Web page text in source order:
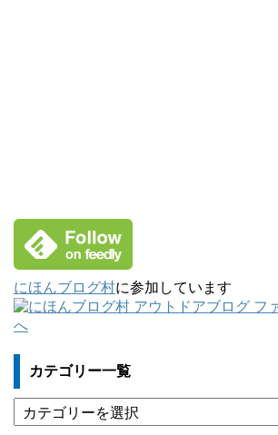
にほんブログ村に参加しています
カテゴリー一覧
テ